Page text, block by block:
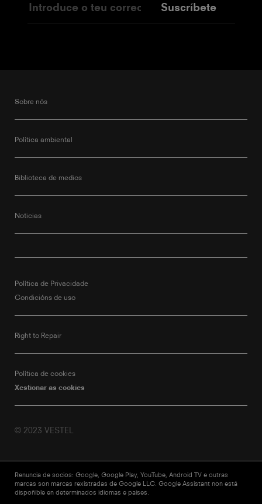
Suscríbete
Sobre nós
Política ambiental
Biblioteca de medios
Noticias
Política de Privacidade
Condicións de uso
Right to Repair
Política de cookies
Xestionar as cookies
© 2023 VESTEL
Renuncia de socios: Google, Google Play, YouTube, Android TV e outras
marcas son marcas rexistradas de Google LLC. Google Assistant non está
dispoñible en determinados idiomas e países.